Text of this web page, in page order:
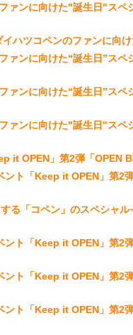
ァンに向けた"誕生日"スペ
ハツコペンのファンに向
ァンに向けた“誕生日”スペ
ァンに向けた“誕生日”スペ
ァンに向けた"誕生日"スペ
it OPEN」第2弾「OPEN
ント「Keep it OPEN」第2
る「コペン」のスペシャ
ント「Keep it OPEN」第2
ント「Keep it OPEN」第2
ント「Keep it OPEN」第2